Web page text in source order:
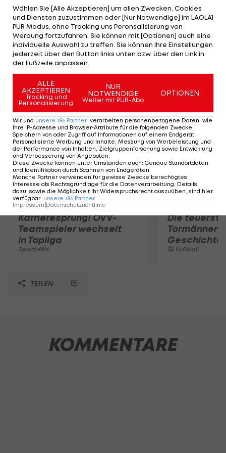
freute den Weltverband aufgrund des Vertrages
mit Sponsor Budweiser aber überhaupt nicht und
handelte einen Deal aus. Für die Dauer der WM
wird nun eine Ausnahme gemacht. Neben dem
Standardbier gibt es aber auch eine alkoholfreie
Version im Stadion zu kaufen.
Mehr zum Thema
Karrieresprung! ÖVV-
Teamspieler wechselt
in Topliga
Sport-Mix
Die
Tormänner
Geschichte
Fußball
TEILEN
KOMMENTARE
Wählen Sie [Alle Akzeptieren] um allen Zwecken, Cookies
und Diensten zuzustimmen oder [Nur Notwendige] im LAOLA1
PUR Modus, ohne Tracking uns Peronsalisierung von
Werbung fortzufahren. Sie können mit [Optionen] auch eine
individuelle Auswahl zu treffen. Sie können Ihre Einstellungen
jederzeit über den Button links unten bzw. über den Link in
der Fußzeile anpassen.
ALLE
AKZEPTIEREN
Tracking und
Personalisierung
NUR
NOTWENDIGE
Weiter mit PUR-Abo
OPTIONEN
Wir und unsere 186 Partner verarbeiten personenbezogene Daten, wie
Ihre IP-Adresse und Browser-Attribute für die folgenden Zwecke:
Speichern von oder Zugriff auf Informationen auf einem Endgerät;
Personalisierte Werbung und Inhalte, Messung von Werbeleistung und
der Performance von Inhalten, Zielgruppenforschung sowie Entwicklung
und Verbesserung von Angeboten.
Diese Zwecke können unter Umständen auch: Genaue Standortdaten
und Identifikation durch Scannen von Endgeräten.
Manche Partner verwenden für gewisse Zwecke berechtigtes
Interesse als Rechtsgrundlage für die Datenverarbeitung. Details
dazu, sowie die Möglichkeit Ihr Widerspruchsrecht auszuüben, sind hier
verfügbar: unsere 186 Partner
Impressum Datenschutzrichtlinie